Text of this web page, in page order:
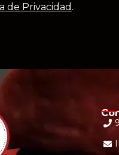
de Privacidad .